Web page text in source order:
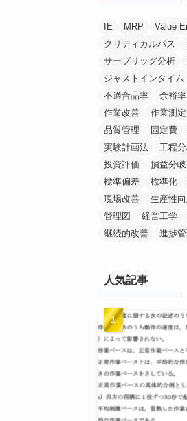
IE MRP Value
クリティカルパス
サーブリッグ分析
ジャストインタイム
不適合品率
余裕率
作業改善
作業測定
品質管理
固定費
実験計画法
工程
投資評価
損益分
標準偏差
標準化
現場改善
生産性
管理図
経営工学
継続的改善
進捗
人気記事